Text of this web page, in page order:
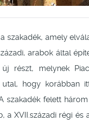
szakadék, amely
arabok által
új részt, melynek
utal, hogy korábban
szakadék felett
a XVII.századi régi és